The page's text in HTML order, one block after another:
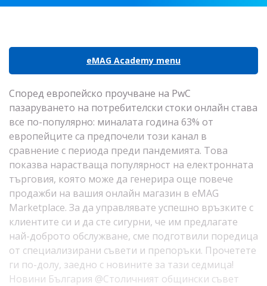
eMAG Academy menu
Според европейско проучване на PwC
пазаруването на потребителски стоки онлайн става
все по-популярно: миналата година 63% от
европейците са предпочели този канал в
сравнение с периода преди пандемията. Това
показва нарастваща популярност на електронната
търговия, която може да генерира още повече
продажби на вашия онлайн магазин в eMAG
Marketplace. За да управлявате успешно връзките с
клиентите си и да сте сигурни, че им предлагате
най-доброто обслужване, сме подготвили поредица
от специализирани съвети и препоръки. Прочетете
ги по-долу, заедно с новините за тази седмица!
Новини България @Столичният общински съвет